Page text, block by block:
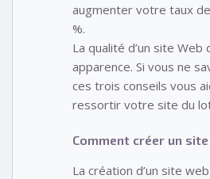
augmenter votre taux
%.
La qualité d’un site Web
apparence. Si vous ne
ces trois conseils vous
ressortir votre site du
Comment créer un
La création d’un site